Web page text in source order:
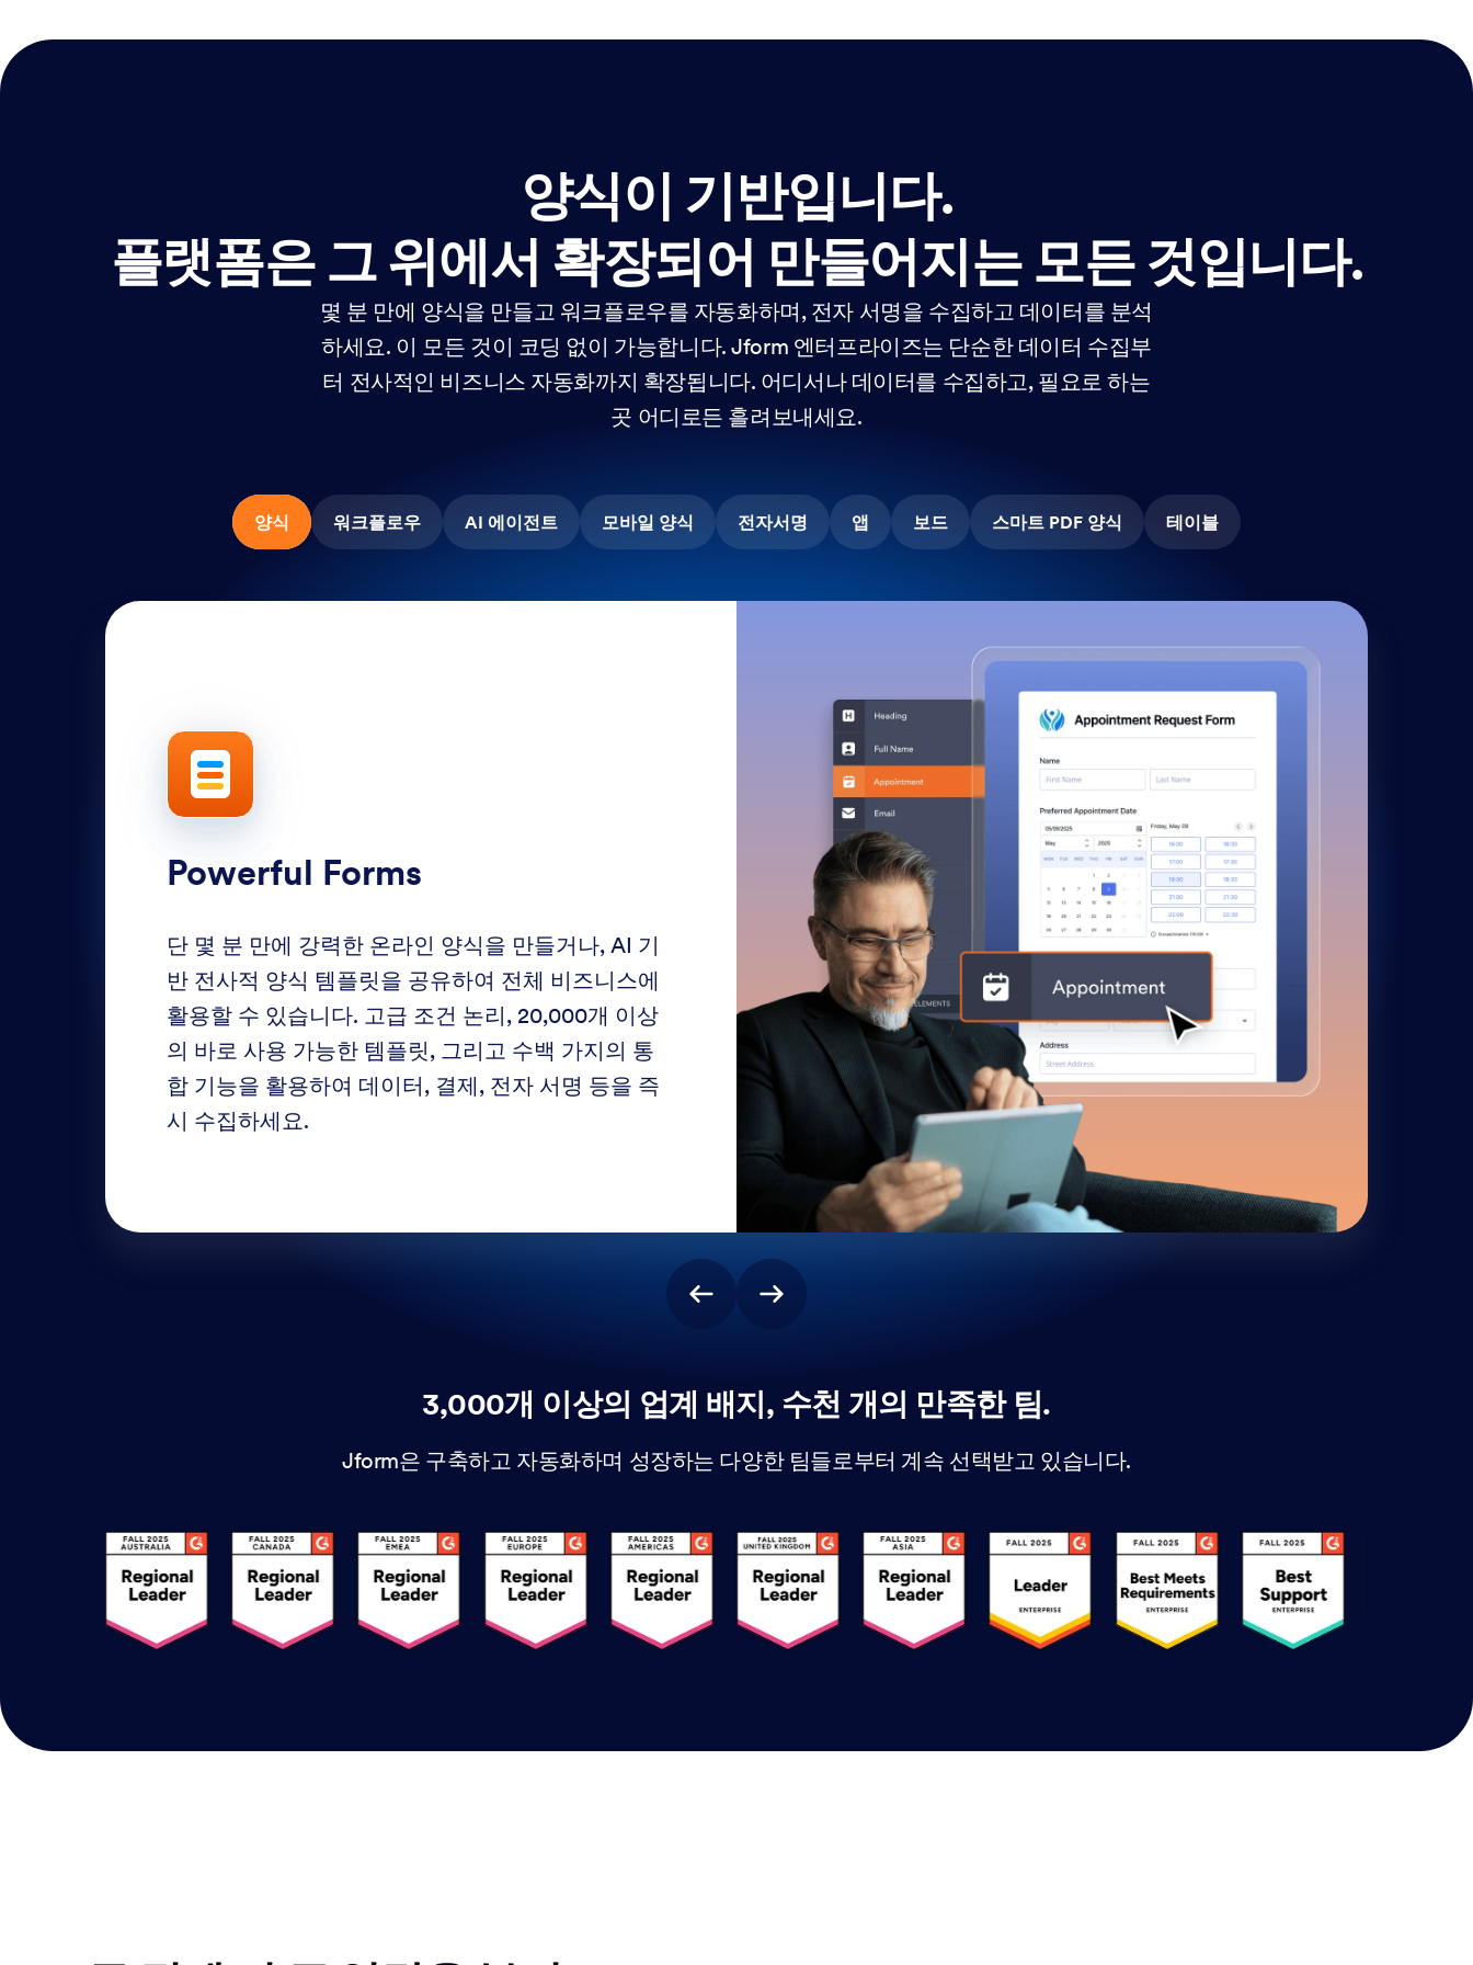
양식이 기반입니다.
플랫폼은 그 위에서 확장되어 만들어지는 모든 것입니다.
몇 분 만에 양식을 만들고 워크플로우를 자동화하며, 전자 서명을 수집하고 데이터를 분석
하세요. 이 모든 것이 코딩 없이 가능합니다. Jform 엔터프라이즈는 단순한 데이터 수집부
터 전사적인 비즈니스 자동화까지 확장됩니다. 어디서나 데이터를 수집하고, 필요로 하는
곳 어디로든 흘려보내세요.
양식 워크플로우 AI 에이전트 모바일 양식 전자서명 앱 보드 스마트 PDF 양식 테이블
Powerful Forms
단 몇 분 만에 강력한 온라인 양식을 만들거나, AI 기
반 전사적 양식 템플릿을 공유하여 전체 비즈니스에
활용할 수 있습니다. 고급 조건 논리, 20,000개 이상
의 바로 사용 가능한 템플릿, 그리고 수백 가지의 통
합 기능을 활용하여 데이터, 결제, 전자 서명 등을 즉
시 수집하세요.
3,000개 이상의 업계 배지, 수천 개의 만족한 팀.
Jform은 구축하고 자동화하며 성장하는 다양한 팀들로부터 계속 선택받고 있습니다.